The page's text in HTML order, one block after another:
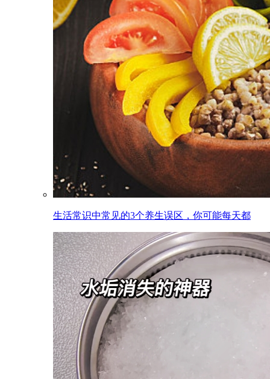
生活常识中常见的3个养生误区，你可能每天都